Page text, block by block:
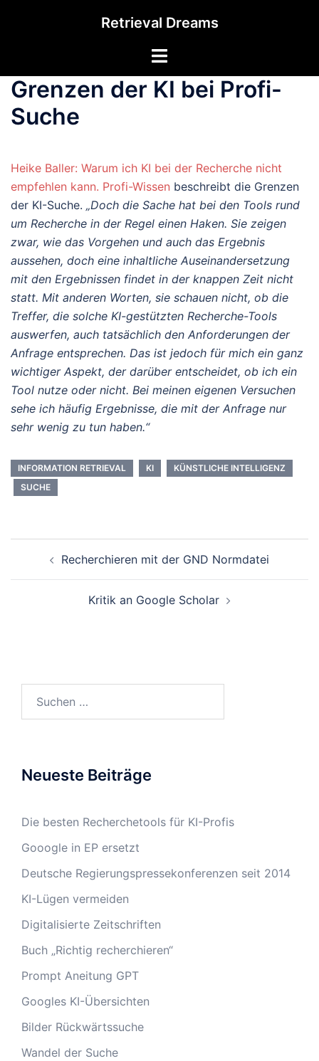
Retrieval Dreams
Menü
Grenzen der KI bei Profi-
Suche
Heike Baller: Warum ich KI bei der Recherche nicht
empfehlen kann. Profi-Wissen beschreibt die Grenzen
der KI-Suche. „Doch die Sache hat bei den Tools rund
um Recherche in der Regel einen Haken. Sie zeigen
zwar, wie das Vorgehen und auch das Ergebnis
aussehen, doch eine inhaltliche Auseinandersetzung
mit den Ergebnissen findet in der knappen Zeit nicht
statt. Mit anderen Worten, sie schauen nicht, ob die
Treffer, die solche KI-gestützten Recherche-Tools
auswerfen, auch tatsächlich den Anforderungen der
Anfrage entsprechen. Das ist jedoch für mich ein ganz
wichtiger Aspekt, der darüber entscheidet, ob ich ein
Tool nutze oder nicht. Bei meinen eigenen Versuchen
sehe ich häufig Ergebnisse, die mit der Anfrage nur
sehr wenig zu tun haben.“
INFORMATION RETRIEVAL KI
KÜNSTLICHE INTELLIGENZ
SUCHE
NavigationRecherchieren mit der GND Normdatei
Kritik an Google Scholar
Neueste Beiträge
Die besten Recherchetools für KI-Profis
Gooogle in EP ersetzt
Deutsche Regierungspressekonferenzen seit 2014
KI-Lügen vermeiden
Digitalisierte Zeitschriften
Buch „Richtig recherchieren“
Prompt Aneitung GPT
Googles KI-Übersichten
Bilder Rückwärtssuche
Wandel der Suche